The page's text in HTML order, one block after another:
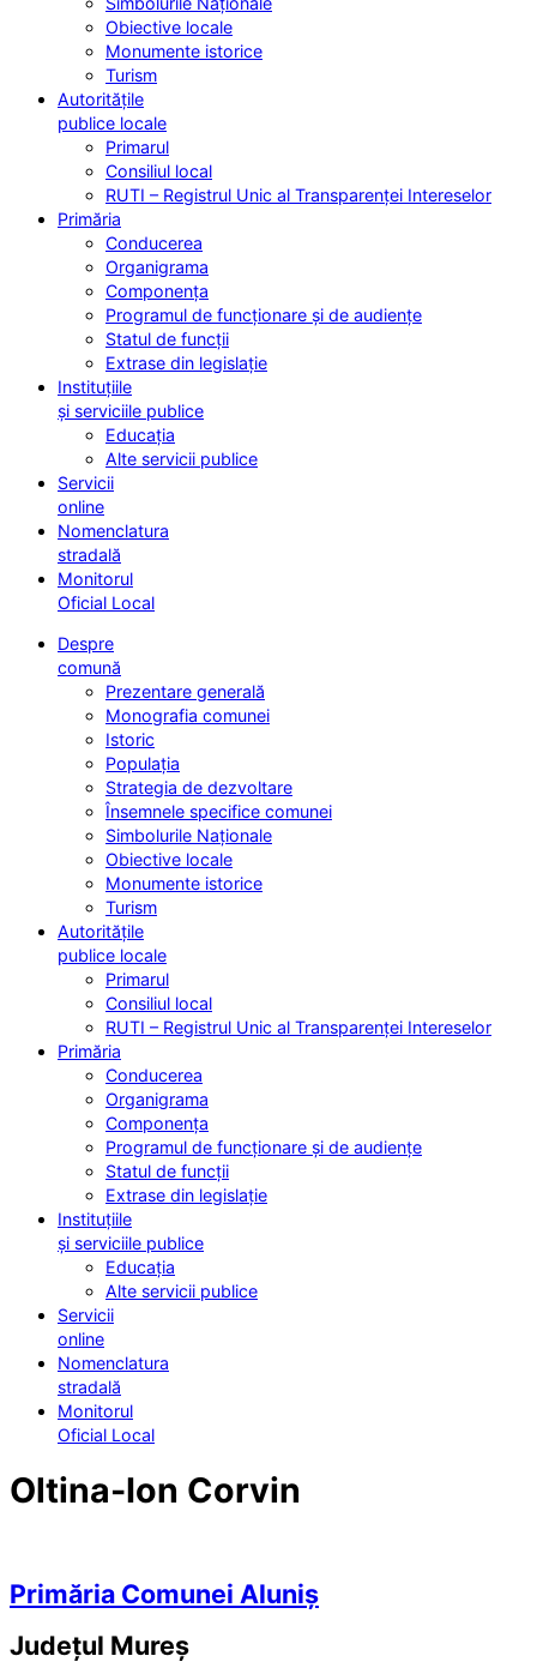
Obiective locale
Monumente istorice
Turism
Autoritățile
publice locale
Primarul
Consiliul local
RUTI – Registrul Unic al Transparenței Intereselor
Primăria
Conducerea
Organigrama
Componența
Programul de funcționare și de audiențe
Statul de funcții
Extrase din legislație
Instituțiile
și serviciile publice
Educația
Alte servicii publice
Servicii
online
Nomenclatura
stradală
Monitorul
Oficial Local
Despre
comună
Prezentare generală
Monografia comunei
Istoric
Populația
Strategia de dezvoltare
Însemnele specifice comunei
Simbolurile Naționale
Obiective locale
Monumente istorice
Turism
Autoritățile
publice locale
Primarul
Consiliul local
RUTI – Registrul Unic al Transparenței Intereselor
Primăria
Conducerea
Organigrama
Componența
Programul de funcționare și de audiențe
Statul de funcții
Extrase din legislație
Instituțiile
și serviciile publice
Educația
Alte servicii publice
Servicii
online
Nomenclatura
stradală
Monitorul
Oficial Local
Oltina-Ion Corvin
Primăria Comunei Aluniș
Județul Mureș